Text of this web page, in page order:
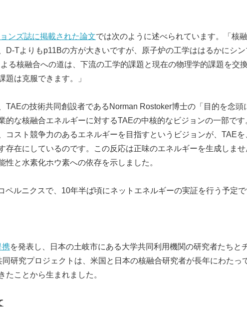
ンズ誌に掲載された論文では次のように述べられています。「核
D-Tよりもp11Bの方が大きいですが、原子炉の工学ははるかにシン
る核融合への道は、下流の工学的課題と現在の物理学的課題を交
題は克服できます。」
TAEの技術共同創設者であるNorman Rostoker博士の「目的を念頭
的な核融合エネルギーに対するTAEの中核的なビジョンの一部です
コスト競争力のあるエネルギーを目指すというビジョンが、TAEを
存在にしているのです。この反応は正味のエネルギーを生成しませ
性と水素化ホウ素への依存を示しました。
ペルニクスで、10年半ば頃にネットエネルギーの実証を行う予定で
携を発表し、日本の土岐市にある大学共同利用機関の研究者たちと
研究プロジェクトは、米国と日本の核融合研究者が長年にわたっ
たことから生まれました。
English